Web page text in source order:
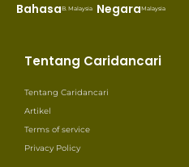
BahasaB. Malaysia NegaraMalaysia
Tentang Caridancari
Tentang Caridancari
Artikel
Terms of service
Privacy Policy